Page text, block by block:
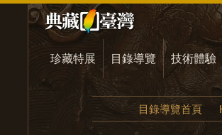
珍藏特展 目錄導覽 技術體驗
目錄導覽首頁